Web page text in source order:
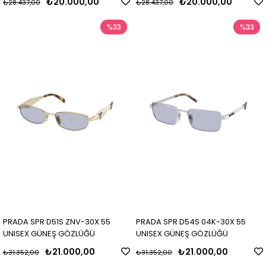
₺28.437,00 ₺28.437,00
PRADA SPR D51S ZNV-30X 55
UNISEX GÜNEŞ GÖZLÜĞÜ
₺21.000,00
₺31.352,00
%33
PRADA SPR D54S 04K-30X 55
UNISEX GÜNEŞ GÖZLÜĞÜ
₺21.000,00
₺31.352,00
%33